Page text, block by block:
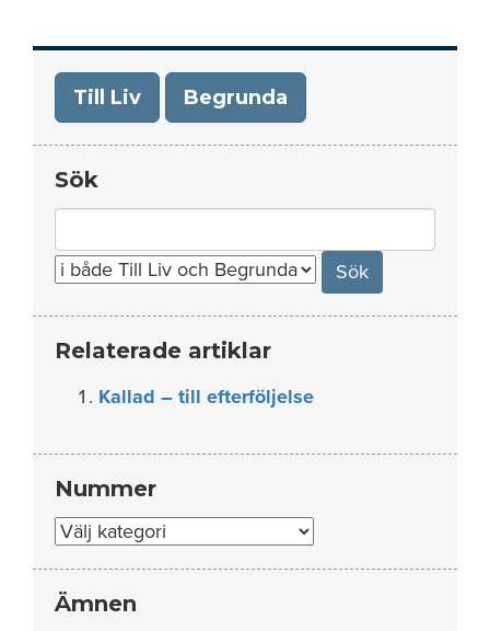
Till Liv Begrunda
Sök
for:
Relaterade artiklar
Kallad – till efterföljelse
Nummer
Nummer
Ämnen